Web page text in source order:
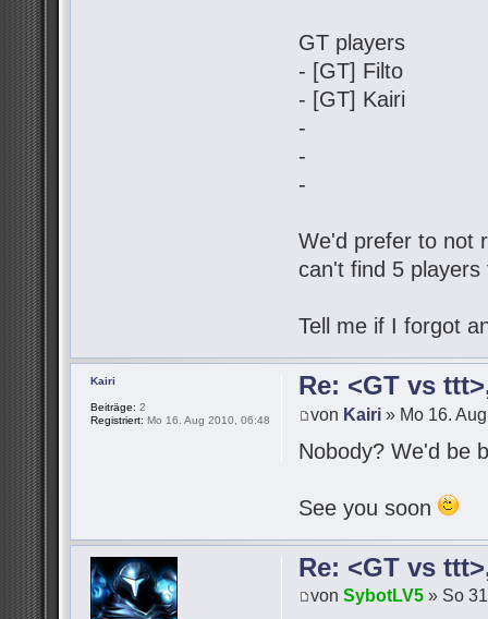
GT players
- [GT] Filto
- [GT] Kairi
-
-
-
We'd prefer to not
can't find 5
Tell me if I forgot
Re: <GT vs
von Kairi » Mo 16.
Nobody? We'd be
See you soon
Kairi
Beiträge: 2
Registriert: Mo 16. Aug 2010, 06:48
Re: <GT vs
vonSybotLV5 » So